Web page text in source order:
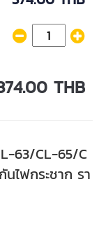
THB
63/CL-65/C
ไฟกระชาก รา